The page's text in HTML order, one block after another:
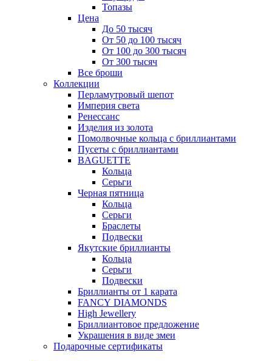
Топазы
Цена
До 50 тысяч
От 50 до 100 тысяч
От 100 до 300 тысяч
От 300 тысяч
Все броши
Коллекции
Перламутровый шепот
Империя света
Ренессанс
Изделия из золота
Помолвочные кольца с бриллиантами
Пусеты с бриллиантами
BAGUETTE
Кольца
Серьги
Черная пятница
Кольца
Серьги
Браслеты
Подвески
Якутские бриллианты
Кольца
Серьги
Подвески
Бриллианты от 1 карата
FANCY DIAMONDS
High Jewellery
Бриллиантовое предложение
Украшения в виде змеи
Подарочные сертификаты